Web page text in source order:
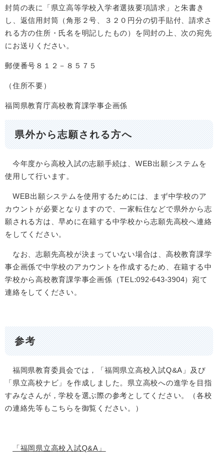
封筒の表に「県立高等学校入学者選抜要項請求」と朱書き
し、返信用封筒（角形２号、３２０円分の切手貼付、請求さ
れる方の住所・氏名を明記したもの）を同封の上、次の宛先
にお送りください。
郵便番号８１２－８５７５
（住所不要）
福岡県教育庁高校教育課学事企画係
県外から志願される方へ
今年度から高校入試の志願手続は、WEB出願システムを
使用して行います。
WEB出願システムを使用するためには、まず中学校のア
カウントが必要となりますので、一家転住などで県外から志
願される方は、早めに在籍する中学校から志願先高校へ連絡
をしてください。
なお、志願先高校が決まっていない場合は、高校教育課学
事企画係で中学校のアカウントを作成するため、在籍する中
学校から高校教育課学事企画係（TEL:092-643-3904）宛て
連絡をしてください。
参考
福岡県教育委員会では，「福岡県立高校入試Q&A」及び
「県立高校ナビ」を作成しました。県立高校への進学を目指
すみなさんが，学校を選ぶ際の参考としてください。（各校
の連絡先等もこちらを御覧ください。）
「福岡県立高校入試Q&A」